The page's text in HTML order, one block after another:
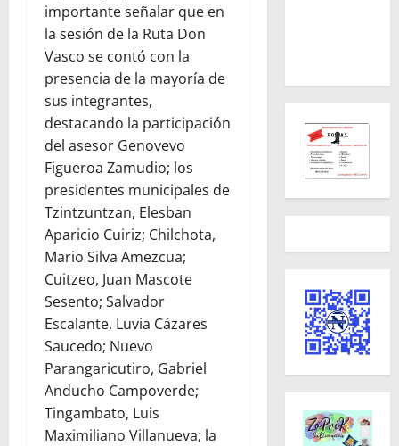
importante señalar que en
la sesión de la Ruta Don
Vasco se contó con la
presencia de la mayoría de
sus integrantes,
destacando la participación
del asesor Genovevo
Figueroa Zamudio; los
presidentes municipales de
Tzintzuntzan, Elesban
Aparicio Cuiriz; Chilchota,
Mario Silva Amezcua;
Cuitzeo, Juan Mascote
Sesento; Salvador
Escalante, Luvia Cázares
Saucedo; Nuevo
Parangaricutiro, Gabriel
Anducho Campoverde;
Tingambato, Luis
Maximiliano Villanueva; la